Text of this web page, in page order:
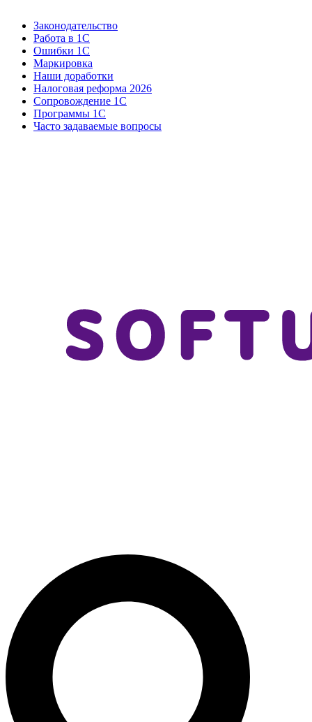
Законодательство
Работа в 1С
Ошибки 1С
Маркировка
Наши доработки
Налоговая реформа 2026
Сопровождение 1С
Программы 1С
Часто задаваемые вопросы